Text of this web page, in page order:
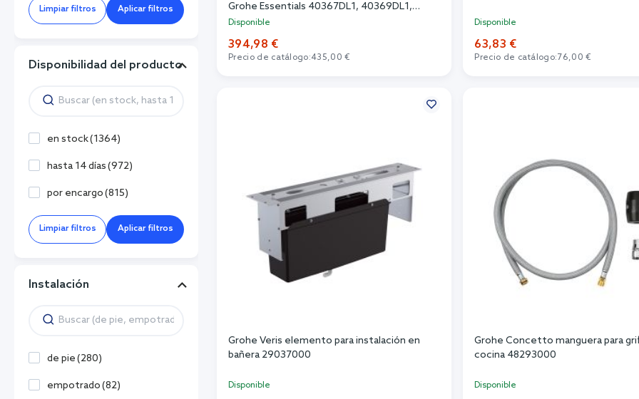
Grohe Essentials 40367DL1, 40369DL1,
40365DL1, 40394DL1, 40364DL1
Disponible
394,98 €
Precio de catálogo:435,00 €
Disponible
63,83 €
Precio de catálogo: 76,00 €
Grohe Veris elemento para instalación en
bañera 29037000
Disponible
Grohe Concetto manguera para
cocina 48293000
Disponible
Limpiar filtros Aplicar filtros
Disponibilidad del producto
en stock(1364)
hasta 14 días(972)
por encargo(815)
Limpiar filtros Aplicar filtros
Instalación
de pie(280)
empotrado(82)